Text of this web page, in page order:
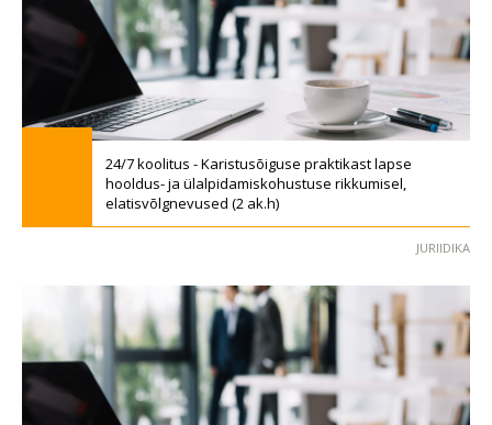
24/7 koolitus - Karistusõiguse praktikast lapse
hooldus- ja ülalpidamiskohustuse rikkumisel,
elatisvõlgnevused (2 ak.h)
JURIIDIKA